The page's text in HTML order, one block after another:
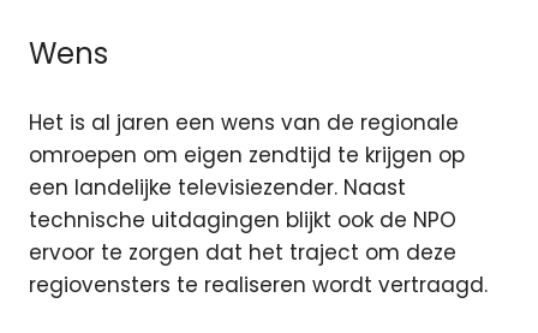
Wens
Het is al jaren een wens van de regionale
omroepen om eigen zendtijd te krijgen op
een landelijke televisiezender. Naast
technische uitdagingen blijkt ook de NPO
ervoor te zorgen dat het traject om deze
regiovensters te realiseren wordt vertraagd.